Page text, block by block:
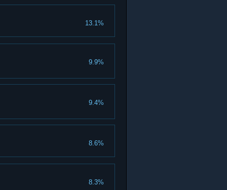
13.1%
9.9%
9.4%
8.6%
8.3%